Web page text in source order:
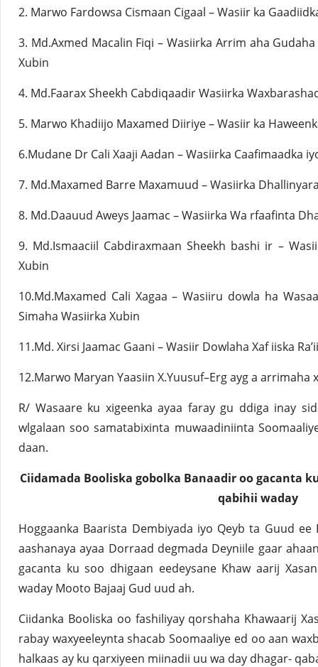
2. Marwo Fardowsa Cismaan Cigaal – Wasiir ka
3. Md.Axmed Macalin Fiqi – Wasiirka Arrim aha
Xubin
4. Md.Faarax Sheekh Cabdiqaadir Wasiirka
5. Marwo Khadiijo Maxamed Diiriye – Wasiir ka
6.Mudane Dr Cali Xaaji Aadan – Wasiirka Caafimaadka
7. Md.Maxamed Barre Maxamuud – Wasiirka
8. Md.Daauud Aweys Jaamac – Wasiirka Wa rfaafinta
9. Md.Ismaaciil Cabdiraxmaan Sheekh bashi ir –
Xubin
10.Md.Maxamed Cali Xagaa – Wasiiru dowla ha
Simaha Wasiirka Xubin
11.Md. Xirsi Jaamac Gaani – Wasiir Dowlaha Xaf iiska
12.Marwo Maryan Yaasiin X.Yuusuf–Erg ayg a
R/ Wasaare ku xigeenka ayaa faray gu ddiga inay
wlgalaan soo samatabixinta muwaadiniinta
daan.
Ciidamada Booliska gobolka Banaadir oo gacanta
qabihii waday
Hoggaanka Baarista Dembiyada iyo Qeyb ta Guud
aashanaya ayaa Dorraad degmada Deyniile gaar
gacanta ku soo dhigaan eedeysane Khaw aarij
waday Mooto Bajaaj Gud uud ah.
Ciidanka Booliska oo fashiliyay qorshaha Khawaarij
rabay waxyeeleynta shacab Soomaaliye ed oo aan
halkaas ay ku qarxiyeen miinadii uu wa day dhagar-